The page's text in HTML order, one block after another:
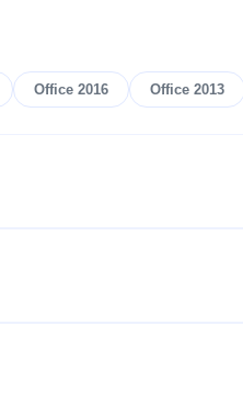
Office 2016 Office 2013